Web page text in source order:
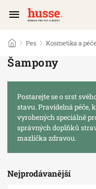
/ Pes / Kosmetika a péče
Šampony
Postarejte se o srst
stavu. Pravidelná péče,
vyrobených speciálně
správných doplňků
mazlíčka zdravou.
Nejprodávanější